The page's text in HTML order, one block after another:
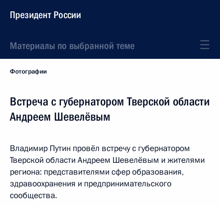
Президент России
Материалы по выбранной теме
Фотографии
Встреча с губернатором Тверской области
Андреем Шевелёвым
Владимир Путин провёл встречу с губернатором
Тверской области Андреем Шевелёвым и жителями
региона: представителями сфер образования,
здравоохранения и предпринимательского
сообщества.